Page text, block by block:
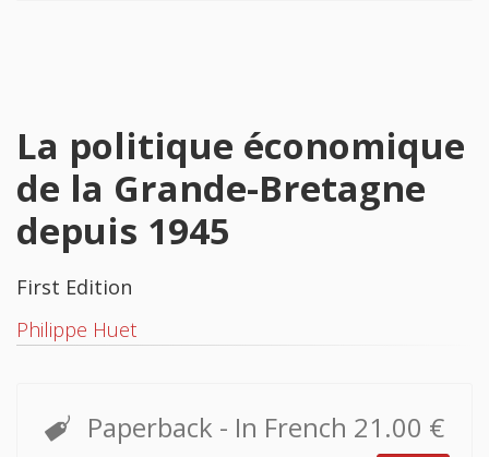
La politique économique
de la Grande-Bretagne
depuis 1945
First Edition
Philippe Huet
Paperback - In French 21.00 €